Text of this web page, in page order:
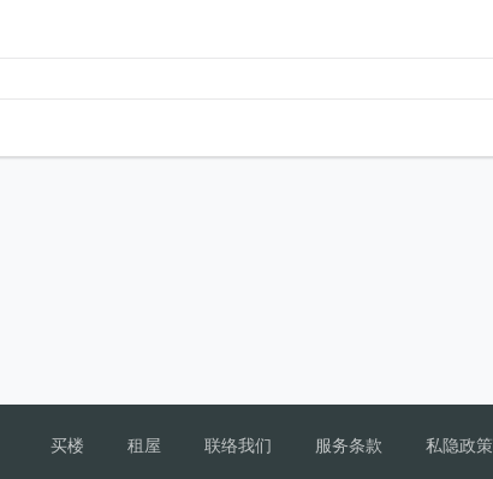
买楼 租屋 联络我们 服务条款 私隐政策